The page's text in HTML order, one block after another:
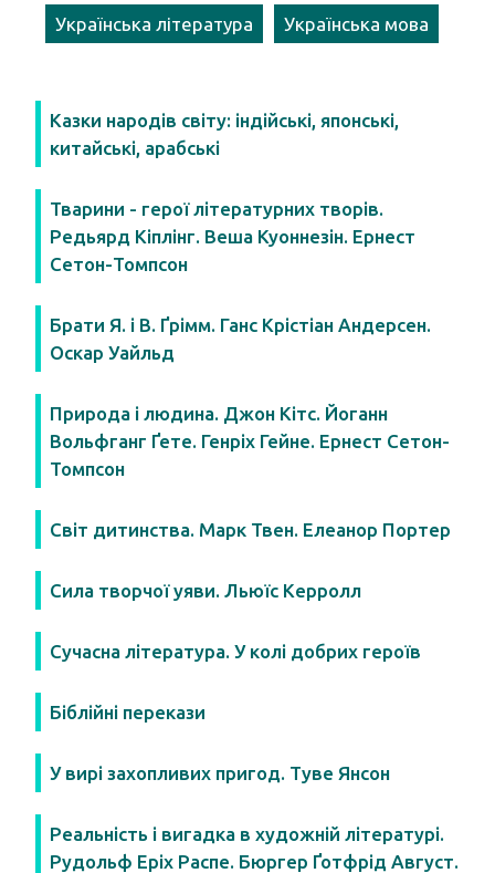
Українська література Українська мова
Казки народів світу: індійські, японські,
китайські, арабські
Тварини - герої літературних творів.
Редьярд Кіплінг. Веша Куоннезін. Ернест
Сетон-Томпсон
Брати Я. і В. Ґрімм. Ганс Крістіан Андерсен.
Оскар Уайльд
Природа і людина. Джон Кітс. Йоганн
Вольфганг Ґете. Генріх Гейне. Ернест Сетон-
Томпсон
Світ дитинства. Марк Твен. Елеанор Портер
Сила творчої уяви. Льюїс Керролл
Сучасна література. У колі добрих героїв
Біблійні перекази
У вирі захопливих пригод. Туве Янсон
Реальність і вигадка в художній літературі.
Рудольф Еріх Распе. Бюргер Ґотфрід Август.